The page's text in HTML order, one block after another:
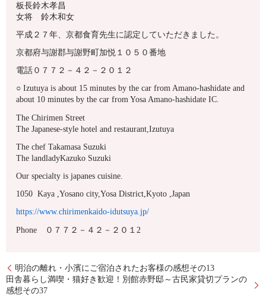
板長鈴木孝昌
女将 鈴木和女
平成２７年、京都食育先生に認定していただきました。
京都府与謝郡与謝野町加悦１０５０番地
電話０７７２－４２－２０１２
○ Izutuya is about 15 minutes by the car from Amano-hashidate and
about 10 minutes by the car from Yosa Amano-hashidate IC.
The Chirimen Street
The Japanese-style hotel and restaurant,Izutuya
The chef Takamasa Suzuki
The landladyKazuko Suzuki
Our specialty is japanes cuisine.
1050 Kaya ,Yosano city,Yosa District,Kyoto ,Japan
https://www.chirimenkaido-idutsuya.jp/
Phone ０７７２－４２－２０１2
明治の離れ・小濱にご宿泊されたお客様の感想その13
田舎暮らし満喫・猫好き歓迎！別館赤野邸～古民家貸切プランの
感想その37